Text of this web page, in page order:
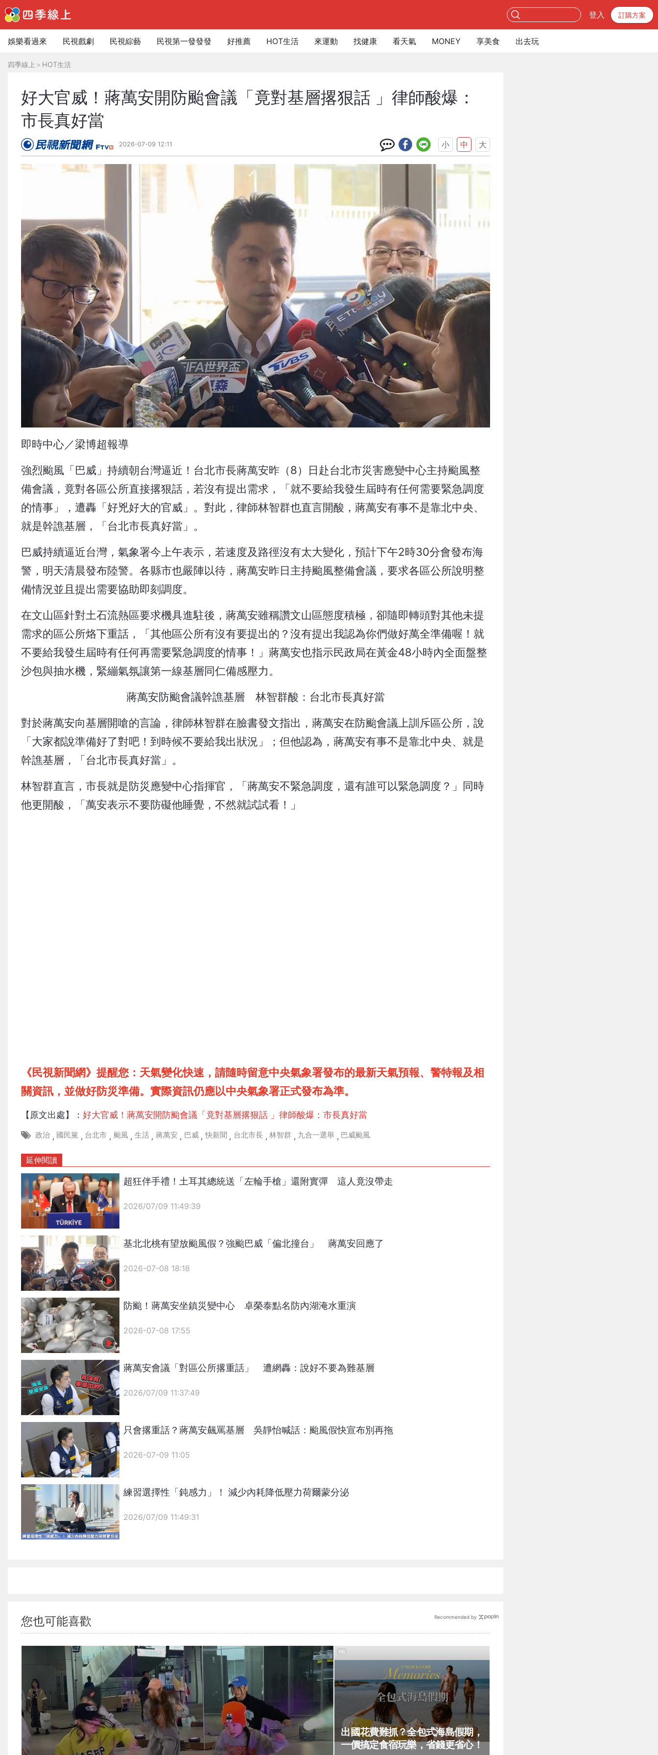
登入 訂購方案
娛樂看過來 民視戲劇 民視綜藝 民視第一發發發 好推薦 HOT生活 來運動 找健康 看天氣 MONEY 享美食 出去玩
四季線上 ＞ HOT生活
好大官威！蔣萬安開防颱會議「竟對基層撂狠話 」律師酸爆：
市長真好當
2026-07-09 12:11 小 中 大
即時中心／梁博超報導
強烈颱風「巴威」持續朝台灣逼近！台北市長蔣萬安昨（8）日赴台北市災害應變中心主持颱風整
備會議，竟對各區公所直接撂狠話，若沒有提出需求，「就不要給我發生屆時有任何需要緊急調度
的情事」，遭轟「好兇好大的官威」。對此，律師林智群也直言開酸，蔣萬安有事不是靠北中央、
就是幹譙基層，「台北市長真好當」。
巴威持續逼近台灣，氣象署今上午表示，若速度及路徑沒有太大變化，預計下午2時30分會發布海
警，明天清晨發布陸警。各縣市也嚴陣以待，蔣萬安昨日主持颱風整備會議，要求各區公所說明整
備情況並且提出需要協助即刻調度。
在文山區針對土石流熱區要求機具進駐後，蔣萬安雖稱讚文山區態度積極，卻隨即轉頭對其他未提
需求的區公所烙下重話，「其他區公所有沒有要提出的？沒有提出我認為你們做好萬全準備喔！就
不要給我發生屆時有任何再需要緊急調度的情事！」蔣萬安也指示民政局在黃金48小時內全面盤整
沙包與抽水機，緊繃氣氛讓第一線基層同仁備感壓力。
蔣萬安防颱會議幹譙基層 林智群酸：台北市長真好當
對於蔣萬安向基層開嗆的言論，律師林智群在臉書發文指出，蔣萬安在防颱會議上訓斥區公所，說
「大家都說準備好了對吧！到時候不要給我出狀況」；但他認為，蔣萬安有事不是靠北中央、就是
幹譙基層，「台北市長真好當」。
林智群直言，市長就是防災應變中心指揮官，「蔣萬安不緊急調度，還有誰可以緊急調度？」同時
他更開酸，「萬安表示不要防礙他睡覺，不然就試試看！」
《民視新聞網》提醒您：天氣變化快速，請隨時留意中央氣象署發布的最新天氣預報、警特報及相
關資訊，並做好防災準備。實際資訊仍應以中央氣象署正式發布為準。
【原文出處】：好大官威！蔣萬安開防颱會議「竟對基層撂狠話 」律師酸爆：市長真好當
政治 , 國民黨 , 台北市 , 颱風 , 生活 , 蔣萬安 , 巴威 , 快新聞 , 台北市長 , 林智群 , 九合一選舉 , 巴威颱風
延伸閱讀
{PLAYICON}
超狂伴手禮！土耳其總統送「左輪手槍」還附實彈 這人竟沒帶走
2026/07/09 11:49:39
基北北桃有望放颱風假？強颱巴威「偏北撞台」 蔣萬安回應了
2026-07-08 18:18
防颱！蔣萬安坐鎮災變中心 卓榮泰點名防內湖淹水重演
2026-07-08 17:55
{PLAYICON}
蔣萬安會議「對區公所撂重話」 遭網轟：說好不要為難基層
2026/07/09 11:37:49
只會撂重話？蔣萬安飆罵基層 吳靜怡喊話：颱風假快宣布別再拖
2026-07-09 11:05
練習選擇性「鈍感力」！ 減少內耗降低壓力荷爾蒙分泌
2026/07/09 11:49:31
您也可能喜歡
出國花費難抓？全包式海島假期，
一價搞定食宿玩樂，省錢更省心！
PR
Recommended by